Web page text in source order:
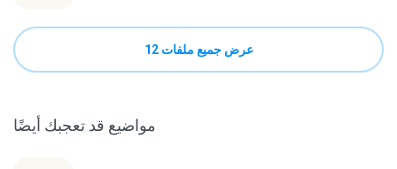
عرض جميع ملفات 12
مواضيع قد تعجبك أيضًا